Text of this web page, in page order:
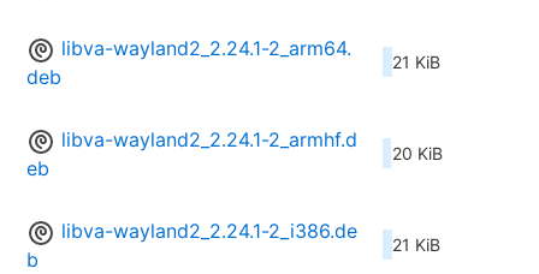
libva-wayland2_2.24.1-2_arm64.
deb
21 KiB
libva-wayland2_2.24.1-2_armhf.d
eb
20 KiB
libva-wayland2_2.24.1-2_i386.de
b
21 KiB